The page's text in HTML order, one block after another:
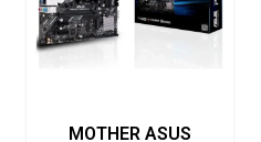
MOTHER ASUS